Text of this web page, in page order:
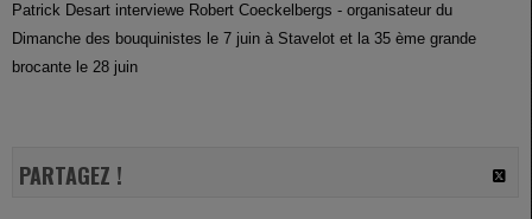
Patrick Desart interviewe Robert Coeckelbergs - organisateur du
Dimanche des bouquinistes le 7 juin à Stavelot et la 35 ème grande
brocante le 28 juin
PARTAGEZ !